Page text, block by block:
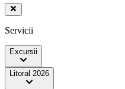
Servicii
Excursii
Litoral 2026